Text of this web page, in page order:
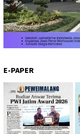
E-PAPER